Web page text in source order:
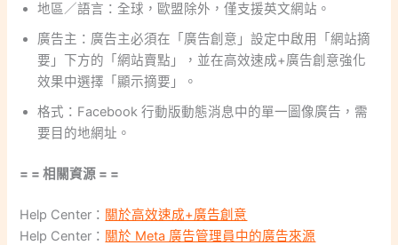
地區／語言：全球，歐盟除外，僅支援英文網站。
廣告主：廣告主必須在「廣告創意」設定中啟用「網站摘
要」下方的「網站賣點」，並在高效速成+廣告創意強化
效果中選擇「顯示摘要」。
格式：Facebook 行動版動態消息中的單一圖像廣告，需
要目的地網址。
= = 相關資源 = =
Help Center： 關於高效速成+廣告創意
Help Center： 關於 Meta 廣告管理員中的廣告來源